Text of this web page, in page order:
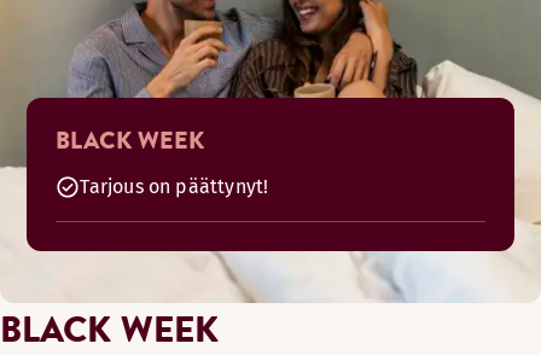
BLACK WEEK
Tarjous on päättynyt!
BLACK WEEK